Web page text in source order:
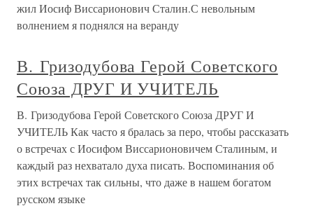
жил Иосиф Виссарионович Сталин.С невольным
волнением я поднялся на веранду
В. Гризодубова Герой Советского
Союза ДРУГ И УЧИТЕЛЬ
В. Гризодубова Герой Советского Союза ДРУГ И
УЧИТЕЛЬ Как часто я бралась за перо, чтобы рассказать
о встречах с Иосифом Виссарионовичем Сталиным, и
каждый раз нехватало духа писать. Воспоминания об
этих встречах так сильны, что даже в нашем богатом
русском языке